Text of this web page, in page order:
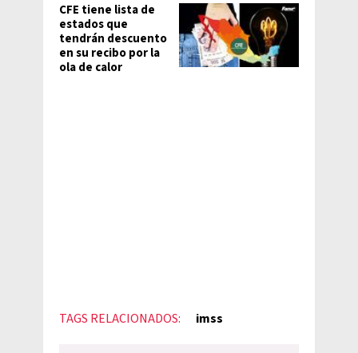
CFE tiene lista de
estados que
tendrán descuento
en su recibo por la
ola de calor
TAGS RELACIONADOS: imss